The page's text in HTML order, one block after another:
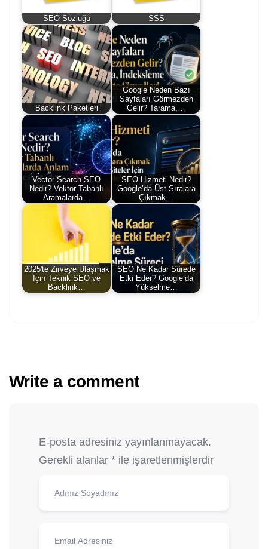
SEO Sözlüğü SSS
Backlink Paketleri
Google Neden Bazı
Sayfaları Görmezden
Gelir? Tarama,…
Vector Search SEO
Nedir? Vektör Tabanlı
Aramalarda…
SEO Hizmeti Nedir?
Google’da Üst Sıralara
Çıkmak…
2025'te Zirveye Ulaşmak
İçin Teknik SEO ve
Backlink…
SEO Ne Kadar Sürede
Etki Eder? Google’da
Yükselme…
Write a comment
E-posta adresiniz yayınlanmayacak.
Gerekli alanlar * ile işaretlenmişlerdir